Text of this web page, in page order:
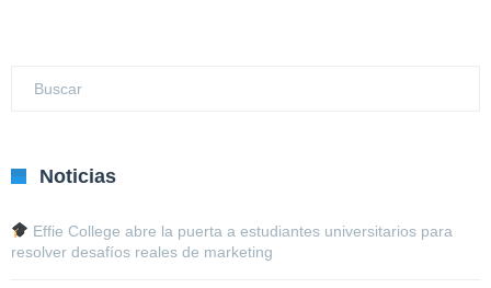
Noticias
Effie College abre la puerta a estudiantes universitarios para
resolver desafíos reales de marketing